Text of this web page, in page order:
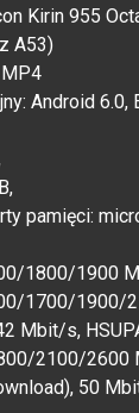
Kirin 955
A53)
Android 6.0,
pamięci:
1800/1900
1700/1900/
Mbit/s,
2100/2600
50